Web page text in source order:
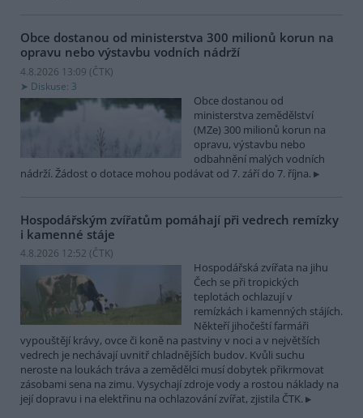
Obce dostanou od ministerstva 300 milionů korun na
opravu nebo výstavbu vodních nádrží
4.8.2026 13:09 (ČTK)
Diskuse: 3
Obce dostanou od
ministerstva zemědělství
(MZe) 300 milionů korun na
opravu, výstavbu nebo
odbahnění malých vodních
nádrží. Žádost o dotace mohou podávat od 7. září do 7. října.
Hospodářským zvířatům pomáhají při vedrech remízky
i kamenné stáje
4.8.2026 12:52 (ČTK)
Hospodářská zvířata na jihu
Čech se při tropických
teplotách ochlazují v
remízkách i kamenných stájích.
Někteří jihočeští farmáři
vypouštějí krávy, ovce či koně na pastviny v noci a v největších
vedrech je nechávají uvnitř chladnějších budov. Kvůli suchu
neroste na loukách tráva a zemědělci musí dobytek přikrmovat
zásobami sena na zimu. Vysychají zdroje vody a rostou náklady na
její dopravu i na elektřinu na ochlazování zvířat, zjistila ČTK.